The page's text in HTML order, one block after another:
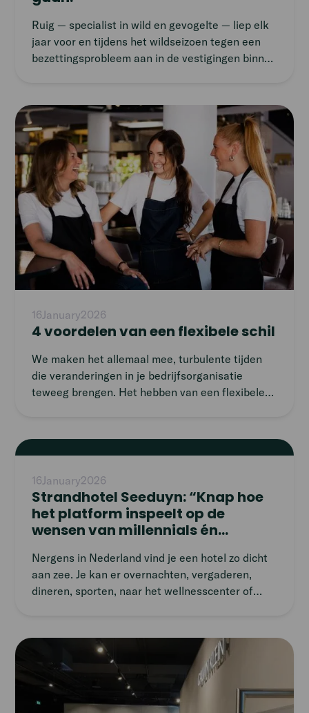
Ruig — specialist in wild en gevogelte — liep elk
jaar voor en tijdens het wildseizoen tegen een
bezettingsprobleem aan in de vestigingen binnen
flexibiliteit de uitkomst kan zijn. We spreken
Joscha Wustenhoff — HR-adviseur bij Ruig —
over het inzetten van FreeFlexers in hun
piekseizoen.
16January2026
4 voordelen van een flexibele schil
We maken het allemaal mee, turbulente tijden
die veranderingen in je bedrijfsorganisatie
teweeg brengen. Het hebben van een flexibele
En hoe gebruik je dit dan optimaal? Het betekent
dat naast de vaste kern aan medewerkers, je als
bedrijf flexibel genoeg bent om aan te passen
aan veranderende situaties en omstandigheden.
Aan deze flexibiliteit zitten voordelen verbonden,
we hebben er 4 voor je op een rij gezet.
Read
article
16January2026
Strandhotel Seeduyn: “Knap hoe
het platform inspeelt op de
wensen van millennials én
Nergens in Nederland vind je een hotel zo dicht
aan zee. Je kan er overnachten, vergaderen,
dineren, sporten, naar het wellnesscenter of
General Manager Niek vertelt waarom ons
platform perfect werkt voor zo’n veelzijdige
locatie.
Read
Read